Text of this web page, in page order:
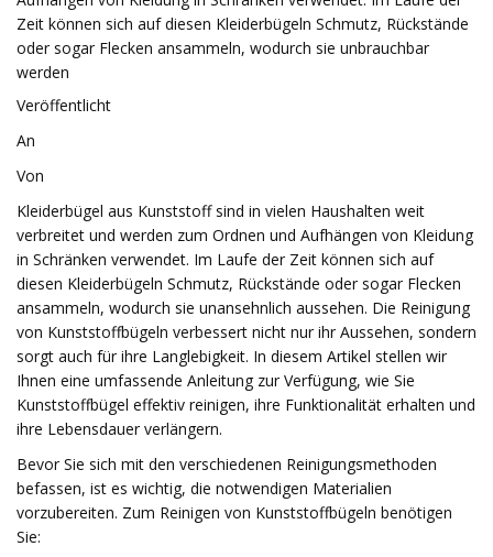
Zeit können sich auf diesen Kleiderbügeln Schmutz, Rückstände
oder sogar Flecken ansammeln, wodurch sie unbrauchbar
werden
Veröffentlicht
An
Von
Kleiderbügel aus Kunststoff sind in vielen Haushalten weit
verbreitet und werden zum Ordnen und Aufhängen von Kleidung
in Schränken verwendet. Im Laufe der Zeit können sich auf
diesen Kleiderbügeln Schmutz, Rückstände oder sogar Flecken
ansammeln, wodurch sie unansehnlich aussehen. Die Reinigung
von Kunststoffbügeln verbessert nicht nur ihr Aussehen, sondern
sorgt auch für ihre Langlebigkeit. In diesem Artikel stellen wir
Ihnen eine umfassende Anleitung zur Verfügung, wie Sie
Kunststoffbügel effektiv reinigen, ihre Funktionalität erhalten und
ihre Lebensdauer verlängern.
Bevor Sie sich mit den verschiedenen Reinigungsmethoden
befassen, ist es wichtig, die notwendigen Materialien
vorzubereiten. Zum Reinigen von Kunststoffbügeln benötigen
Sie: